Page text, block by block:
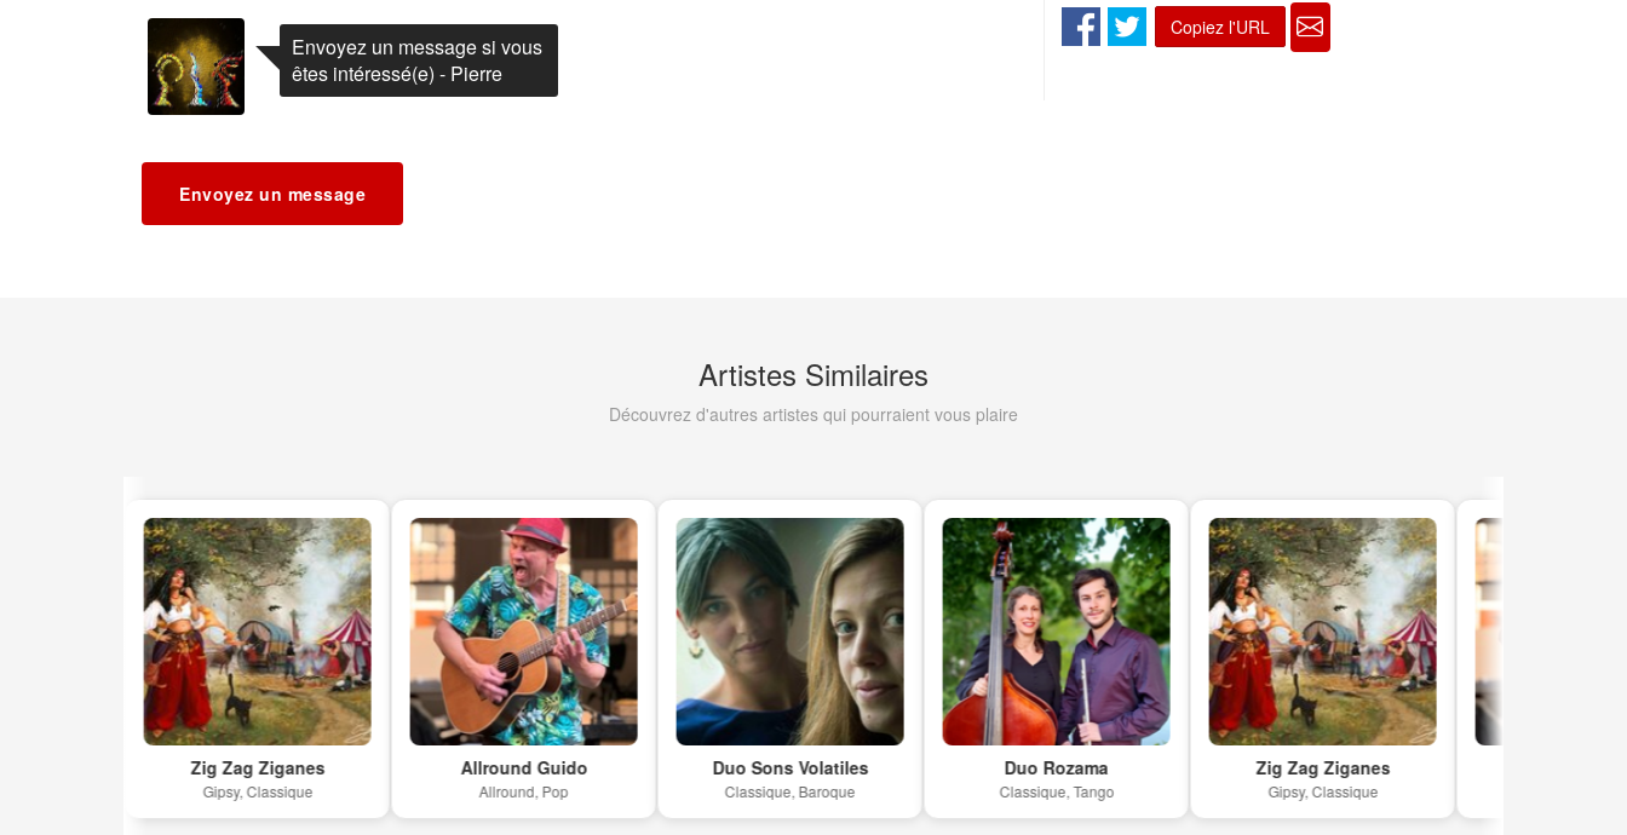
Envoyez un message si vous
êtes intéressé(e) - Pierre
Envoyez un message
Copiez l'URL
Artistes Similaires
Découvrez d'autres artistes qui pourraient vous plaire
Zig Zag Ziganes
Gipsy, Classique
Allround Guido
Allround, Pop
Duo Sons Volatiles
Classique, Baroque
Duo Rozama
Classique, Tango
Zig Zag Ziganes
Gipsy, Classique